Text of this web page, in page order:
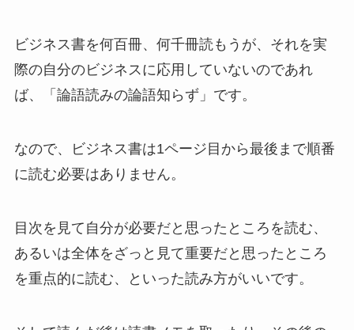
ビジネス書を何百冊、何千冊読もうが、それを実
際の自分のビジネスに応用していないのであれ
ば、「論語読みの論語知らず」です。
なので、ビジネス書は1ページ目から最後まで順番
に読む必要はありません。
目次を見て自分が必要だと思ったところを読む、
あるいは全体をざっと見て重要だと思ったところ
を重点的に読む、といった読み方がいいです。